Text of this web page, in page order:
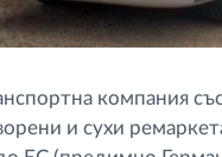
компания
и сухи